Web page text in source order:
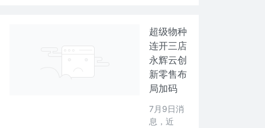
超级物种
连开三店
永辉云创
新零售布
局加码
7月9日消
息，近